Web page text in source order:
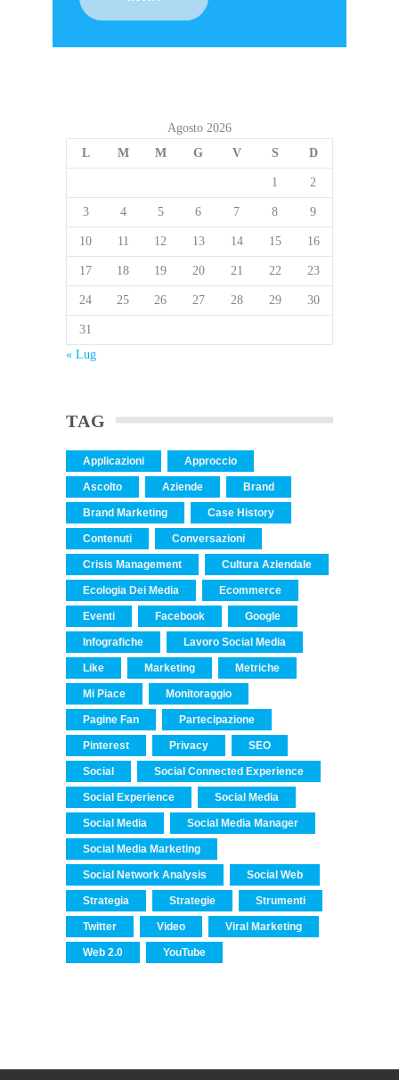
Agosto 2026
L
M M G V S D
1 2
3 4 5 6 7 8 9
10 11 12 13 14 15 16
17 18 19 20 21 22 23
24 25 26 27 28 29 30
31
« Lug
TAG
Applicazioni Approccio
Ascolto Aziende Brand
Brand Marketing Case History
Contenuti Conversazioni
Crisis Management Cultura Aziendale
Ecologia Dei Media Ecommerce
Eventi Facebook Google
Infografiche Lavoro Social Media
Like Marketing Metriche
Mi Piace Monitoraggio
Pagine Fan Partecipazione
Pinterest Privacy SEO
Social Social Connected Experience
Social Experience Social Media
Social Media Social Media Manager
Social Media Marketing
Social Network Analysis Social Web
Strategia Strategie Strumenti
Twitter Video Viral Marketing
Web 2.0 YouTube